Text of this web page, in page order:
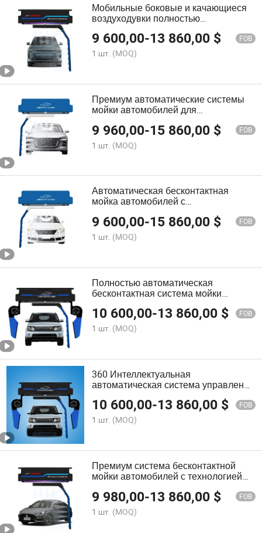
Мобильные боковые и качающиеся
воздуходувки полностью
автоматическая бесконтактная
мойка автомобилей безщеточное
оборудование для автозаправочной
станции
9 600,00-13 860,00 $ FOB
1 шт. (MOQ)
Премиум автоматические системы
мойки автомобилей для
автомобилей
9 960,00-15 860,00 $ FOB
1 шт. (MOQ)
Автоматическая бесконтактная
мойка автомобилей с
усовершенствованной безводной
системой
9 600,00-15 860,00 $ FOB
1 шт. (MOQ)
Полностью автоматическая
бесконтактная система мойки
автомобилей с 100A воздушным
переключателем для мойки
автомобилей
10 600,00-13 860,00 $ FOB
1 шт. (MOQ)
360 Интеллектуальная
автоматическая система управления
автоматической мойки автомобилей
по хорошей цене
10 600,00-13 860,00 $ FOB
1 шт. (MOQ)
Премиум система бесконтактной
мойки автомобилей с технологией
9 980,00-13 860,00 $ FOB
1 шт. (MOQ)